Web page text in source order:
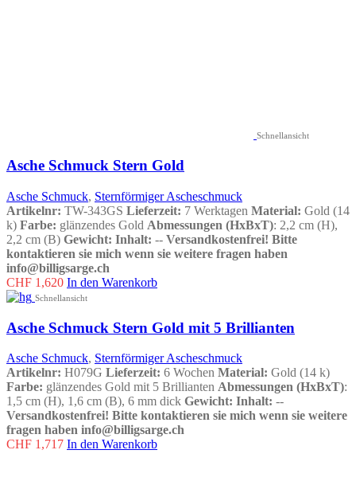
Schnellansicht
Asche Schmuck Stern Gold
Asche Schmuck, Sternförmiger Ascheschmuck
Artikelnr: TW-343GS Lieferzeit: 7 Werktagen Material: Gold (14
k) Farbe: glänzendes Gold Abmessungen (HxBxT): 2,2 cm (H),
2,2 cm (B) Gewicht: Inhalt: -- Versandkostenfrei! Bitte
kontaktieren sie mich wenn sie weitere fragen haben
info@billigsarge.ch
CHF 1,620 In den Warenkorb
Schnellansicht
Asche Schmuck Stern Gold mit 5 Brillianten
Asche Schmuck, Sternförmiger Ascheschmuck
Artikelnr: H079G Lieferzeit: 6 Wochen Material: Gold (14 k)
Farbe: glänzendes Gold mit 5 Brillianten Abmessungen (HxBxT):
1,5 cm (H), 1,6 cm (B), 6 mm dick Gewicht: Inhalt: --
Versandkostenfrei! Bitte kontaktieren sie mich wenn sie weitere
fragen haben info@billigsarge.ch
CHF 1,717 In den Warenkorb